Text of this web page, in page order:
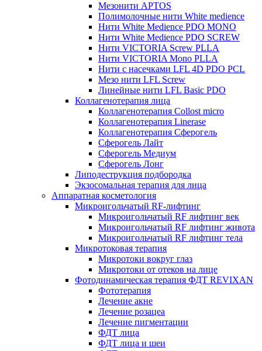
Мезонити APTOS
Полимолочные нити White medience
Нити White Medience PDO MONO
Нити White Medience PDO SCREW
Нити VICTORIA Screw PLLA
Нити VICTORIA Mono PLLA
Нити с насечками LFL 4D PDO PCL
Мезо нити LFL Screw
Линейные нити LFL Basic PDO
Коллагенотерапия лица
Коллагенотерапия Collost micro
Коллагенотерапия Linerase
Коллагенотерапия Сферогель
Сферогель Лайт
Сферогель Медиум
Сферогель Лонг
Липодеструкция подбородка
Экзосомальная терапия для лица
Аппаратная косметология
Микроигольчатый RF-лифтинг
Микроигольчатый RF лифтинг век
Микроигольчатый RF лифтинг живота
Микроигольчатый RF лифтинг тела
Микротоковая терапия
Микротоки вокруг глаз
Микротоки от отеков на лице
Фотодинамическая терапия ФДТ REVIXAN
Фототерапия
Лечение акне
Лечение розацеа
Лечение пигментации
ФДТ лица
ФДТ лица и шеи